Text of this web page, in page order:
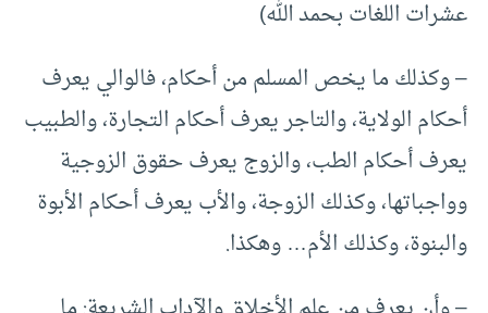
عشرات اللغات بحمد الله)
– وكذلك ما يخص المسلم من أحكام، فالوالي يعرف
أحكام الولاية، والتاجر يعرف أحكام التجارة، والطبيب
يعرف أحكام الطب، والزوج يعرف حقوق الزوجية
وواجباتها، وكذلك الزوجة، والأب يعرف أحكام الأبوة
والبنوة، وكذلك الأم… وهكذا.